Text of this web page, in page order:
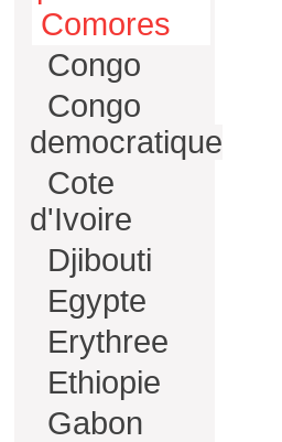
Comores
Congo
Congo
democratique
Cote
d'Ivoire
Djibouti
Egypte
Erythree
Ethiopie
Gabon